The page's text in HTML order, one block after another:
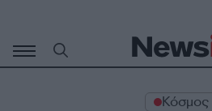
περιεχόμενο
Κόσμος